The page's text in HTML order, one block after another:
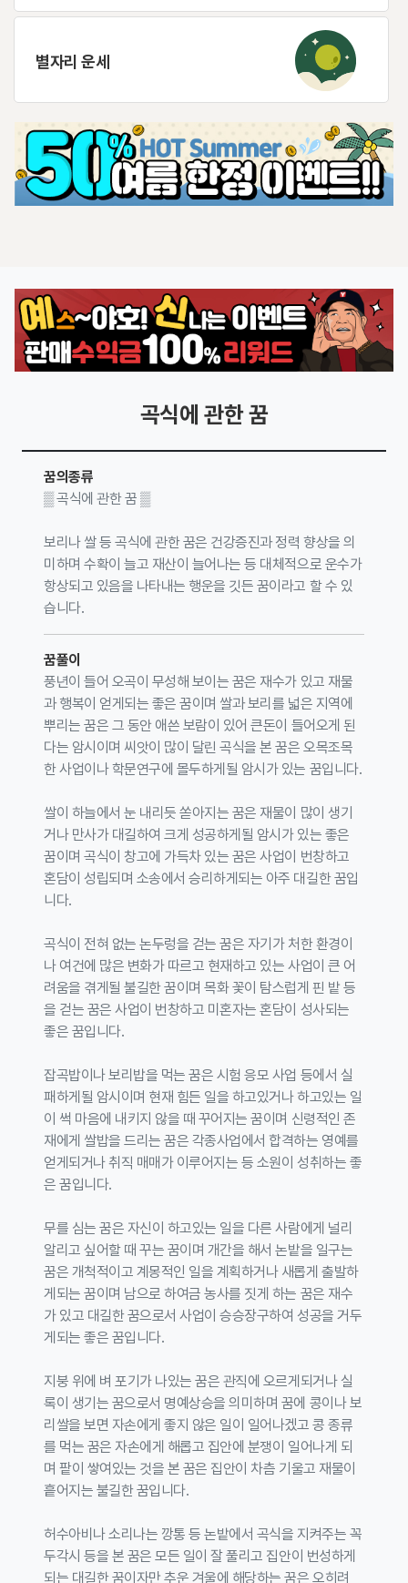
별자리 운세
곡식에 관한 꿈
꿈의종류
▒ 곡식에 관한 꿈 ▒
보리나 쌀 등 곡식에 관한 꿈은 건강증진과 정력 향상을 의
미하며 수확이 늘고 재산이 늘어나는 등 대체적으로 운수가
항상되고 있음을 나타내는 행운을 깃든 꿈이라고 할 수 있
습니다.
꿈풀이
풍년이 들어 오곡이 무성해 보이는 꿈은 재수가 있고 재물
과 행복이 얻게되는 좋은 꿈이며 쌀과 보리를 넓은 지역에
뿌리는 꿈은 그 동안 애쓴 보람이 있어 큰돈이 들어오게 된
다는 암시이며 씨앗이 많이 달린 곡식을 본 꿈은 오목조목
한 사업이나 학문연구에 몰두하게될 암시가 있는 꿈입니다.
쌀이 하늘에서 눈 내리듯 쏟아지는 꿈은 재물이 많이 생기
거나 만사가 대길하여 크게 성공하게될 암시가 있는 좋은
꿈이며 곡식이 창고에 가득차 있는 꿈은 사업이 번창하고
혼담이 성립되며 소송에서 승리하게되는 아주 대길한 꿈입
니다.
곡식이 전혀 없는 논두렁을 걷는 꿈은 자기가 처한 환경이
나 여건에 많은 변화가 따르고 현재하고 있는 사업이 큰 어
려움을 겪게될 불길한 꿈이며 목화 꽃이 탐스럽게 핀 밭 등
을 걷는 꿈은 사업이 번창하고 미혼자는 혼담이 성사되는
좋은 꿈입니다.
잡곡밥이나 보리밥을 먹는 꿈은 시험 응모 사업 등에서 실
패하게될 암시이며 현재 힘든 일을 하고있거나 하고있는 일
이 썩 마음에 내키지 않을 때 꾸어지는 꿈이며 신령적인 존
재에게 쌀밥을 드리는 꿈은 각종사업에서 합격하는 영예를
얻게되거나 취직 매매가 이루어지는 등 소원이 성취하는 좋
은 꿈입니다.
무를 심는 꿈은 자신이 하고있는 일을 다른 사람에게 널리
알리고 싶어할 때 꾸는 꿈이며 개간을 해서 논밭을 일구는
꿈은 개척적이고 계몽적인 일을 계획하거나 새롭게 출발하
게되는 꿈이며 남으로 하여금 농사를 짓게 하는 꿈은 재수
가 있고 대길한 꿈으로서 사업이 승승장구하여 성공을 거두
게되는 좋은 꿈입니다.
지붕 위에 벼 포기가 나있는 꿈은 관직에 오르게되거나 실
록이 생기는 꿈으로서 명예상승을 의미하며 꿈에 콩이나 보
리쌀을 보면 자손에게 좋지 않은 일이 일어나겠고 콩 종류
를 먹는 꿈은 자손에게 해롭고 집안에 분쟁이 일어나게 되
며 팥이 쌓여있는 것을 본 꿈은 집안이 차츰 기울고 재물이
흩어지는 불길한 꿈입니다.
허수아비나 소리나는 깡통 등 논밭에서 곡식을 지켜주는 꼭
두각시 등을 본 꿈은 모든 일이 잘 풀리고 집안이 번성하게
되는 대길한 꿈이자만 추운 겨울에 해당하는 꿈은 오히려